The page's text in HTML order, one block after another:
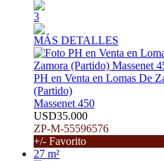
3
MÁS DETALLES
PH en Venta en Lomas De
(Partido)
Massenet 450
USD35.000
ZP-M-55596576
+/- Favorito
27 m²